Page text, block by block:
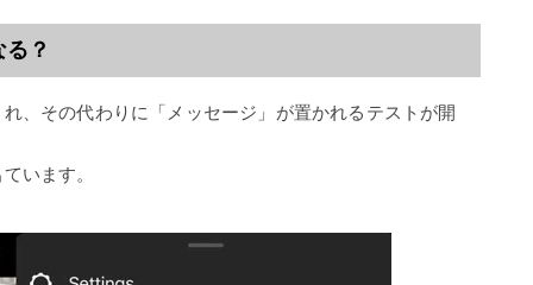
？
、その代わりに「メッセージ」が置かれるテストが開
います。